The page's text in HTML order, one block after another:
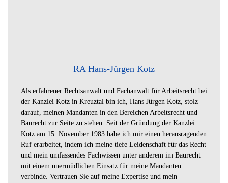
RA Hans-Jürgen Kotz
Als erfahrener Rechtsanwalt und Fachanwalt für Arbeitsrecht bei
der Kanzlei Kotz in Kreuztal bin ich, Hans Jürgen Kotz, stolz
darauf, meinen Mandanten in den Bereichen Arbeitsrecht und
Baurecht zur Seite zu stehen. Seit der Gründung der Kanzlei
Kotz am 15. November 1983 habe ich mir einen herausragenden
Ruf erarbeitet, indem ich meine tiefe Leidenschaft für das Recht
und mein umfassendes Fachwissen unter anderem im Baurecht
mit einem unermüdlichen Einsatz für meine Mandanten
verbinde. Vertrauen Sie auf meine Expertise und mein